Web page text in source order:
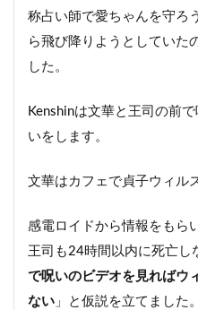
称占い師で愛ちゃんを守ろ
ら飛び降りようとしていた
した。
Kenshinは文華と王司の前
いをします。
文華はカフェで貞子ウィル
感電ロイドから情報をもら
王司も24時間以内に死亡し
で呪いのビデオを見ればウ
ない 」と仮説を立てました。